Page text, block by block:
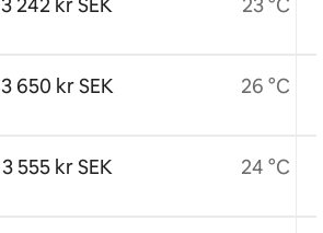
3 650 kr SEK
3 555 kr SEK
26 °C
24 °C